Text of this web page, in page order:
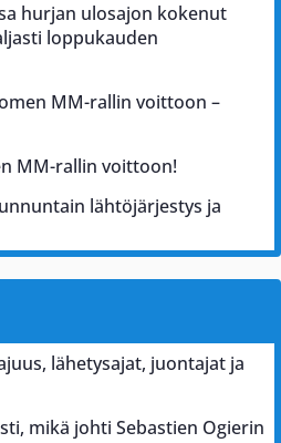
hurjan ulosajon kokenut
loppukauden
MM-rallin voittoon –
MM-rallin voittoon!
lähtöjärjestys ja
lähetysajat, juontajat ja
mikä johti Sebastien Ogierin